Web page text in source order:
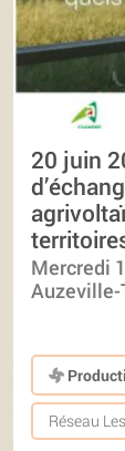
20 juin
Mercredi
Auzeville-
Réseau